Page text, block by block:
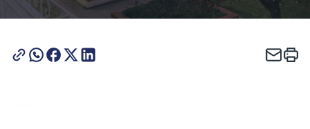
Alumni